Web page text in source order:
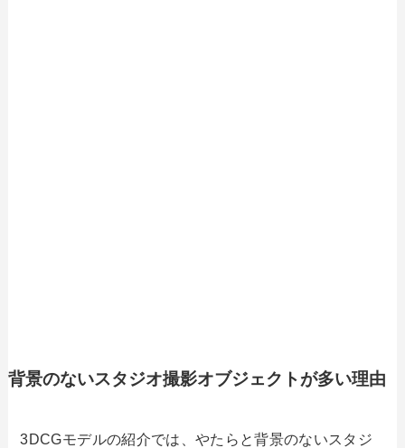
背景のないスタジオ撮影オブジェクトが多い理由
3DCGモデルの紹介では、やたらと背景のないスタジ